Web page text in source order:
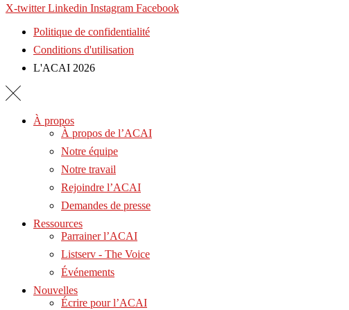
X-twitter Linkedin Instagram Facebook
Politique de confidentialité
Conditions d'utilisation
L'ACAI 2026
À propos
À propos de l’ACAI
Notre équipe
Notre travail
Rejoindre l’ACAI
Demandes de presse
Ressources
Parrainer l’ACAI
Listserv - The Voice
Événements
Nouvelles
Écrire pour l’ACAI